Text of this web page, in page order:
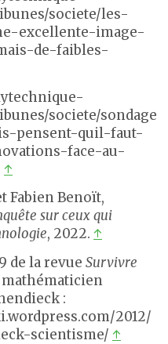
societe/les-
excellente-image-
de-faibles-
societe/sondage
pensent-quil-faut-
face-au-
↑
Fabien Benoït,
sur ceux qui
, 2022. ↑
de la revue Survivre
:
2012/
scientisme/ ↑